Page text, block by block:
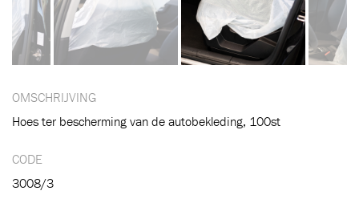
OMSCHRIJVING
Hoes ter bescherming van de autobekleding, 100st
CODE
3008/3
Toegevoegd aan winkelwagen
VERDER WINKELEN